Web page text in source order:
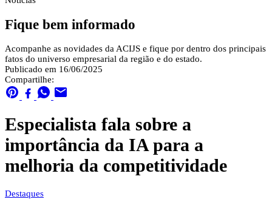
Fique bem informado
Acompanhe as novidades da ACIJS e fique por dentro dos principais
fatos do universo empresarial da região e do estado.
Publicado em 16/06/2025
Compartilhe:
Especialista fala sobre a
importância da IA para a
melhoria da competitividade
Destaques